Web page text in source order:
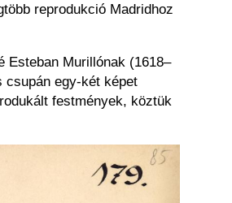
reprodukció Madridhoz
Esteban Murillónak (1618–
csupán egy-két képet
festmények, köztük